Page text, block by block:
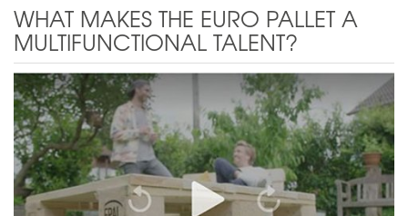
WHAT MAKES THE EURO PALLET A
MULTIFUNCTIONAL TALENT?